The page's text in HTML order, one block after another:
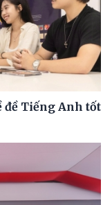
đề Tiếng Anh tốt